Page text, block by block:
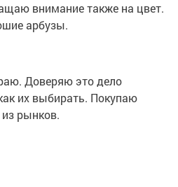
внимание также на цвет.
арбузы.
Доверяю это дело
их выбирать. Покупаю
рынков.